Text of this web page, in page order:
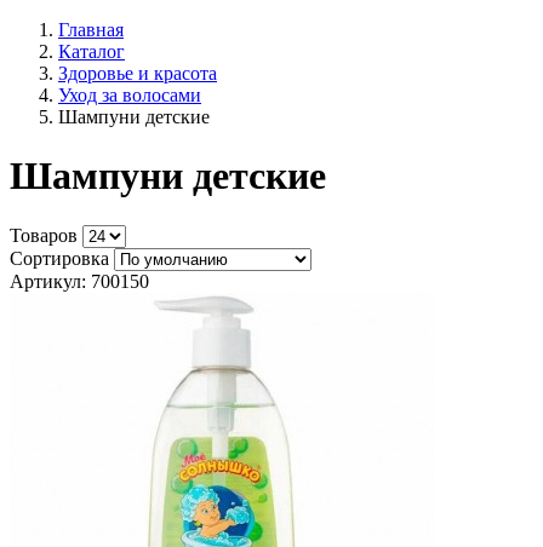
Главная
Каталог
Здоровье и красота
Уход за волосами
Шампуни детские
Шампуни детские
Товаров
Сортировка
Артикул: 700150